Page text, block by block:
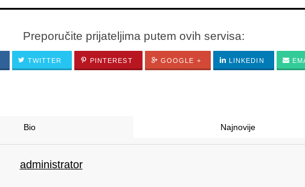
Preporučite prijateljima putem ovih servisa:
TWITTER PINTEREST GOOGLE + LINKEDIN
Bio Najnovije
administrator